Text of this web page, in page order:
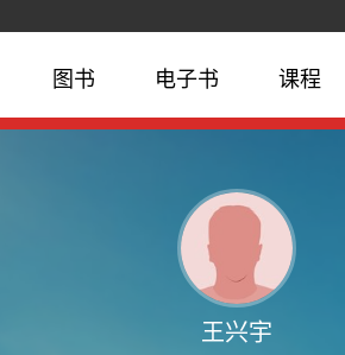
图书 电子书 课程
王兴宇